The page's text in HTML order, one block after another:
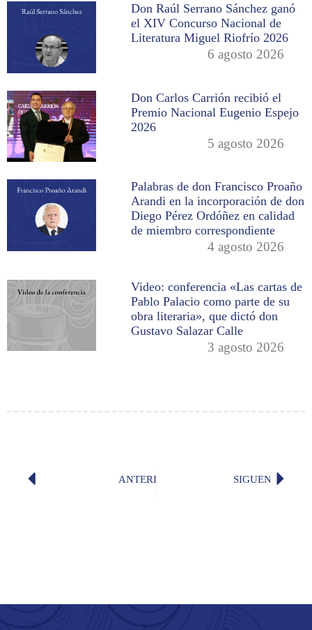
Don Raúl Serrano Sánchez ganó
el XIV Concurso Nacional de
Literatura Miguel Riofrío 2026
6 agosto 2026
Don Carlos Carrión recibió el
Premio Nacional Eugenio Espejo
2026
5 agosto 2026
Palabras de don Francisco Proaño
Arandi en la incorporación de don
Diego Pérez Ordóñez en calidad
de miembro correspondiente
4 agosto 2026
Video: conferencia «Las cartas de
Pablo Palacio como parte de su
obra literaria», que dictó don
Gustavo Salazar Calle
3 agosto 2026
ANTERIOR Poema del día: «Hora 29» (Jorge
SIGUENTE